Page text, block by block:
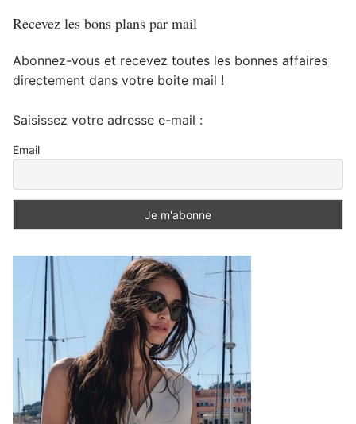
Recevez les bons plans par mail
Abonnez-vous et recevez toutes les bonnes affaires
directement dans votre boite mail !
Saisissez votre adresse e-mail :
Email